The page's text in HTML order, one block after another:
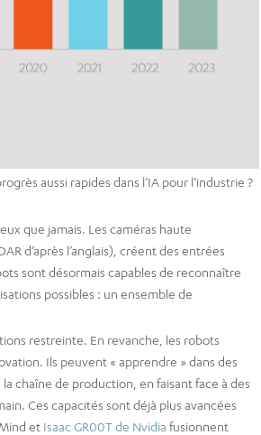
aussi rapides dans l’IA pour l’industrie ?
que jamais. Les caméras haute
d’après l’anglais), créent des entrées
sont désormais capables de reconnaître
possibles : un ensemble de
restreinte. En revanche, les robots
Ils peuvent « apprendre » dans des
chaîne de production, en faisant face à des
Ces capacités sont déjà plus avancées
et Isaac GR00T de Nvidia fusionnent